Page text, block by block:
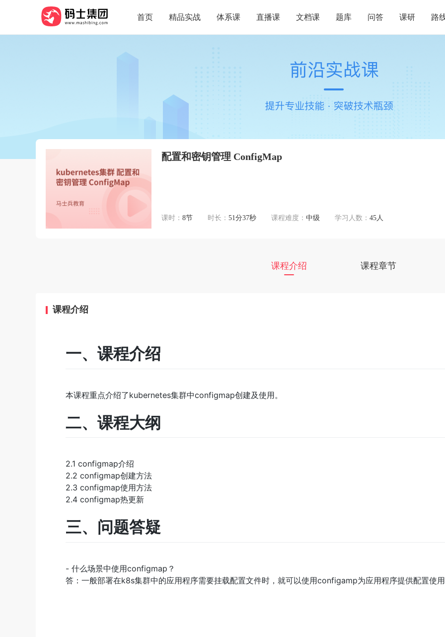
首页 精品实战 体系课 直播课 文档课 题库 问答 课研 路
配置和密钥管理 ConfigMap
课时： 8节 时长： 51分37秒 课程难度： 中级 学习人数： 45人
课程介绍 课程章节
课程介绍
一、课程介绍
本课程重点介绍了kubernetes集群中configmap创建及使用。
二、课程大纲
2.1 configmap介绍
2.2 configmap创建方法
2.3 configmap使用方法
2.4 configmap热更新
三、问题答疑
- 什么场景中使用configmap？
答：一般部署在k8s集群中的应用程序需要挂载配置文件时，就可以使用configamp为应用程序提供配置使